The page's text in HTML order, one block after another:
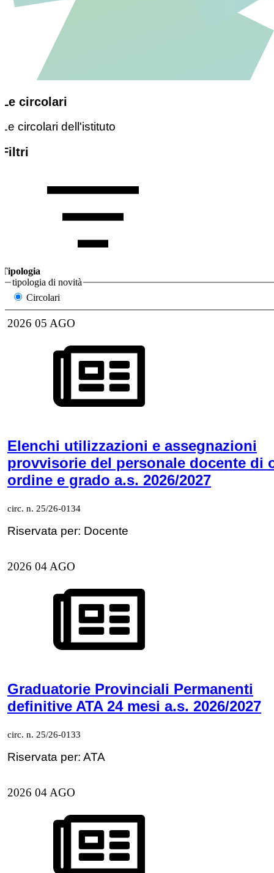
Le circolari
Le circolari dell'istituto
Filtri
Tipologia
tipologia di novità
Circolari
2026 05 AGO
Elenchi utilizzazioni e assegnazioni
provvisorie del personale docente di
ordine e grado a.s. 2026/2027
circ. n. 25/26-0134
Riservata per: Docente
2026 04 AGO
Graduatorie Provinciali Permanenti
definitive ATA 24 mesi a.s. 2026/2027
circ. n. 25/26-0133
Riservata per: ATA
2026 04 AGO